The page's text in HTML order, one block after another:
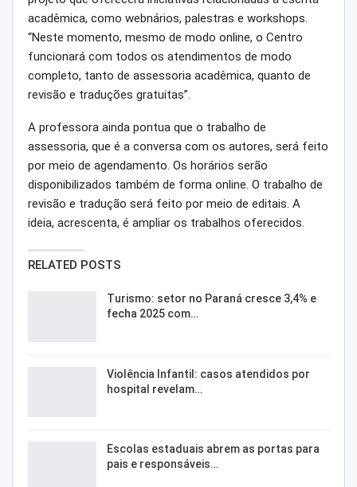
acadêmica, como webnários, palestras e workshops.
“Neste momento, mesmo de modo online, o Centro
funcionará com todos os atendimentos de modo
completo, tanto de assessoria acadêmica, quanto de
revisão e traduções gratuitas”.
A professora ainda pontua que o trabalho de
assessoria, que é a conversa com os autores, será feito
por meio de agendamento. Os horários serão
disponibilizados também de forma online. O trabalho de
revisão e tradução será feito por meio de editais. A
ideia, acrescenta, é ampliar os trabalhos oferecidos.
RELATED POSTS
Turismo: setor no Paraná cresce 3,4% e
fecha 2025 com…
Violência Infantil: casos atendidos por
hospital revelam…
Escolas estaduais abrem as portas para
pais e responsáveis…